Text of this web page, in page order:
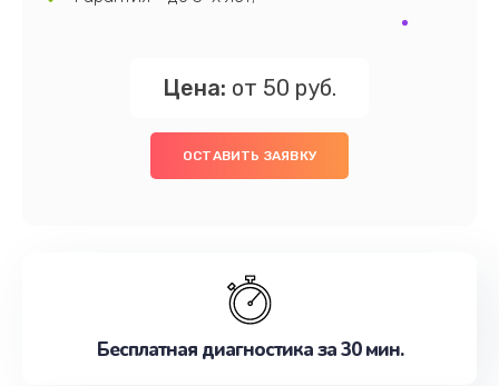
Цена: от 50 руб.
ОСТАВИТЬ ЗАЯВКУ
Бесплатная диагностика за 30 мин.